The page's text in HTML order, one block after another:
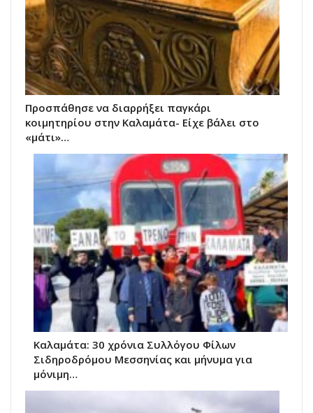
Προσπάθησε να διαρρήξει παγκάρι
κοιμητηρίου στην Καλαμάτα- Είχε βάλει στο
«μάτι»…
Καλαμάτα: 30 χρόνια Συλλόγου Φίλων
Σιδηροδρόμου Μεσσηνίας και μήνυμα για
μόνιμη…